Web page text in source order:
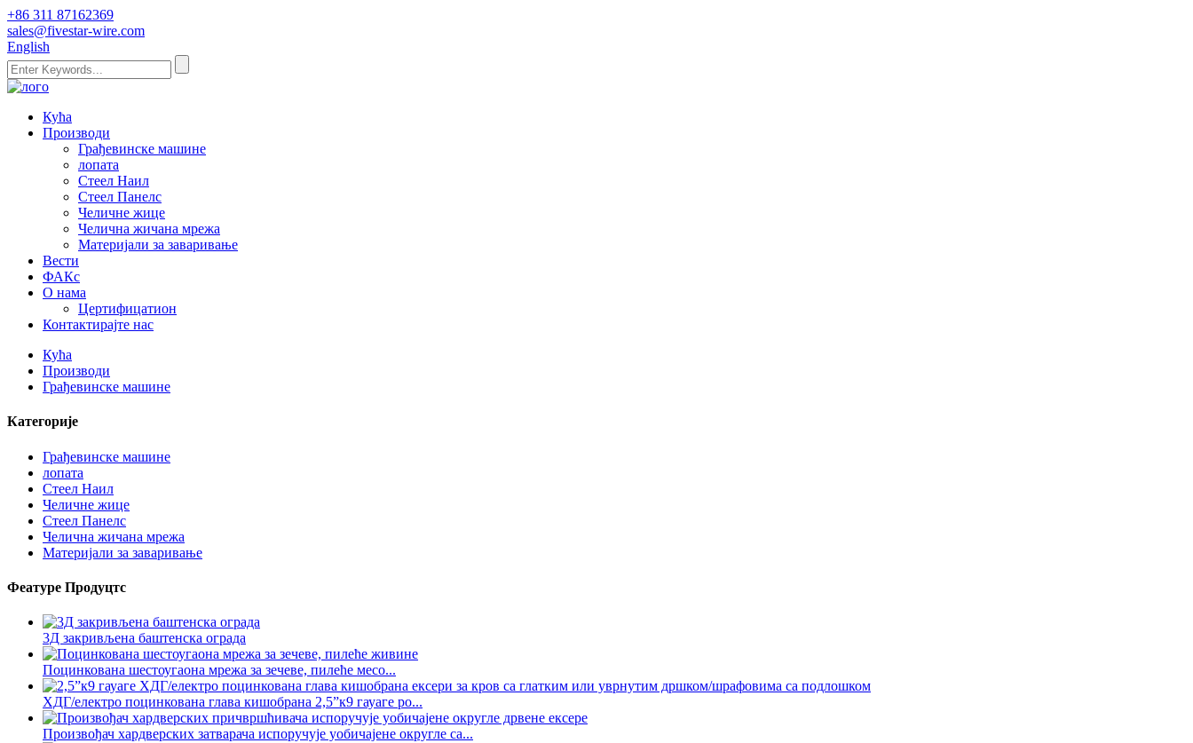
+86 311 87162369
sales@fivestar-wire.com
English
Кућа
Производи
Грађевинске машине
лопата
Стеел Наил
Стеел Панелс
Челичне жице
Челична жичана мрежа
Материјали за заваривање
Вести
ФАКс
О нама
Цертифицатион
Контактирајте нас
Кућа
Производи
Грађевинске машине
Категорије
Грађевинске машине
лопата
Стеел Наил
Челичне жице
Стеел Панелс
Челична жичана мрежа
Материјали за заваривање
Феатуре Продуцтс
3Д закривљена баштенска ограда
Поцинкована шестоугаона мрежа за зечеве, пилеће месо...
ХДГ/електро поцинкована глава кишобрана 2,5”к9 гауаге ро...
Произвођач хардверских затварача испоручује уобичајене округле са...